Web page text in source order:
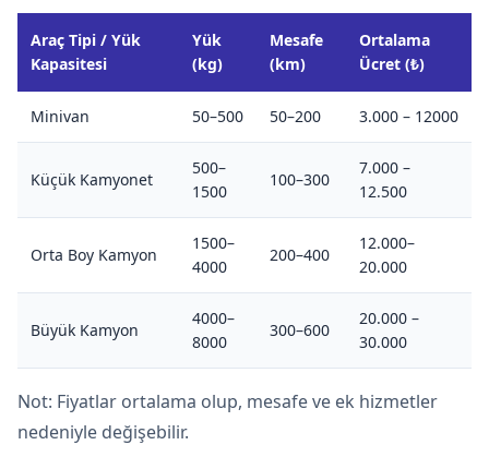
Araç Tipi / Yük
Kapasitesi
Yük
(kg)
Mesafe
(km)
Ortalama
Ücret (₺)
Minivan 50–500 50–200 3.000 – 12000
Küçük Kamyonet
500–
1500
100–300
7.000 –
12.500
Orta Boy Kamyon
1500–
4000
200–400
12.000–
20.000
Büyük Kamyon
4000–
8000
300–600
20.000 –
30.000
Not: Fiyatlar ortalama olup, mesafe ve ek hizmetler
nedeniyle değişebilir.